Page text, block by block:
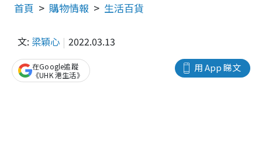
首頁 購物情報 生活百貨
文: 梁穎心 2022.03.13
用 App 睇文
在Google追蹤
《UHK 港生活》